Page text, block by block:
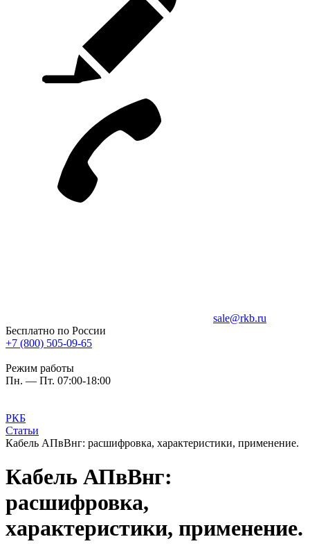
sale@rkb.ru
Бесплатно по России
+7 (800) 505-09-65
Режим работы
Пн. — Пт. 07:00-18:00
РКБ
Статьи
Кабель АПвВнг: расшифровка, характеристики, применение.
Кабель АПвВнг:
расшифровка,
характеристики, применение.